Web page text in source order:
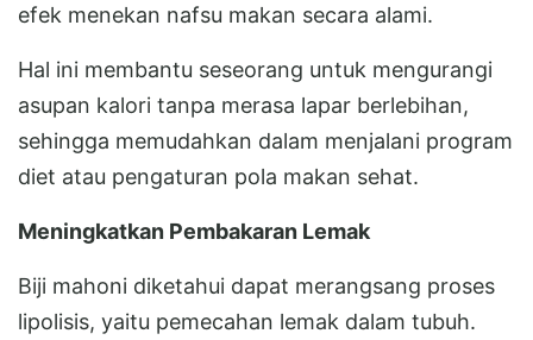
efek menekan nafsu makan secara alami.
Hal ini membantu seseorang untuk mengurangi
asupan kalori tanpa merasa lapar berlebihan,
sehingga memudahkan dalam menjalani program
diet atau pengaturan pola makan sehat.
Meningkatkan Pembakaran Lemak
Biji mahoni diketahui dapat merangsang proses
lipolisis, yaitu pemecahan lemak dalam tubuh.